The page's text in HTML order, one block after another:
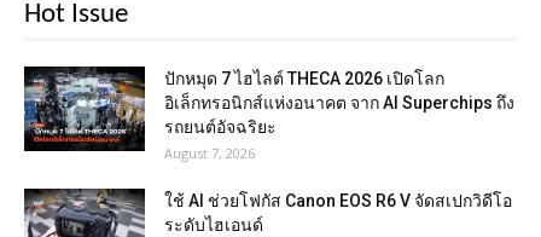
Hot Issue
ปักหมุด 7 ไฮไลต์ THECA 2026 เปิดโลก
อิเล็กทรอนิกส์แห่งอนาคต จาก AI Superchips ถึง
รถยนต์อัจฉริยะ
August 7, 2026
ใช้ AI ช่วยโฟกัส Canon EOS R6 V จัดสเปกวิดีโอ
ระดับไฮเอนด์